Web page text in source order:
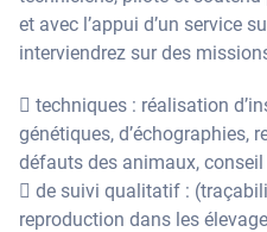
et avec l’appui d’un service
interviendrez sur des
 techniques : réalisation
génétiques, d’échographies,
défauts des animaux,
 de suivi qualitatif :
reproduction dans les